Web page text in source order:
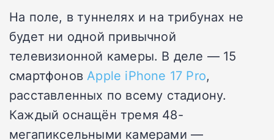
На поле, в туннелях и на трибунах не
будет ни одной привычной
телевизионной камеры. В деле — 15
смартфоновApple iPhone 17 Pro,
расставленных по всему стадиону.
Каждый оснащён тремя 48-
мегапиксельными камерами —